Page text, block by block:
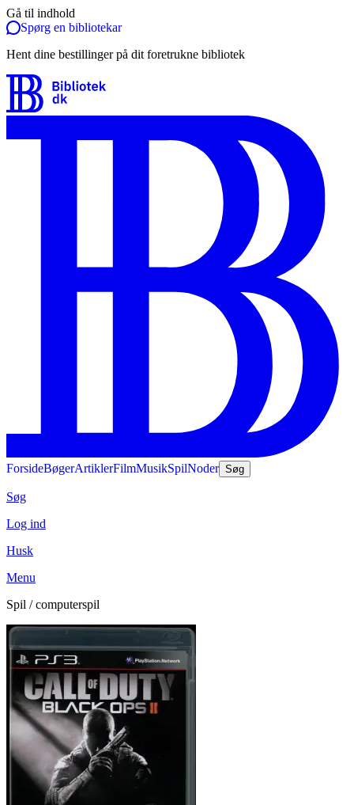
Gå til indhold
Spørg en bibliotekar
Hent dine bestillinger på dit foretrukne bibliotek
ForsideBøgerArtiklerFilmMusikSpilNoder Søg
Søg
Log ind
Husk
Menu
Spil / computerspil